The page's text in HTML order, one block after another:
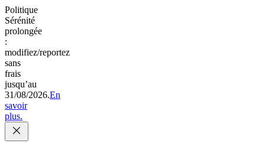
Politique
Sérénité
prolongée
:
modifiez/reportez
sans
frais
jusqu’au
31/08/2026.En
savoir
plus.